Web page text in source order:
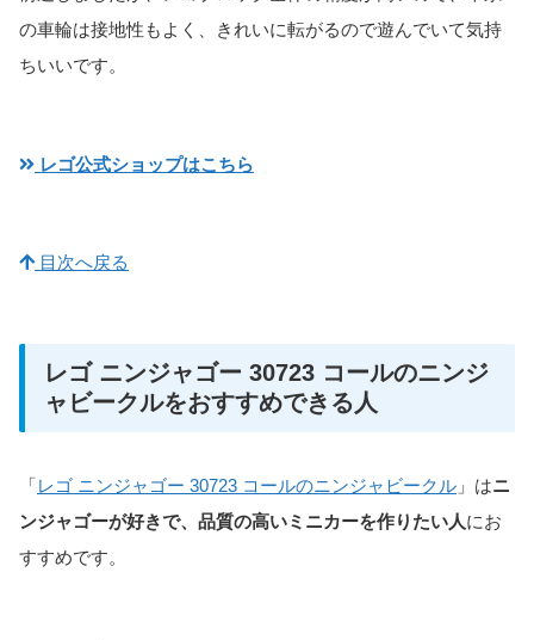
の車輪は接地性もよく、きれいに転がるので遊んでいて気持
ちいいです。
レゴ公式ショップはこちら
目次へ戻る
レゴ ニンジャゴー 30723 コールのニンジ
ャビークルをおすすめできる人
「レゴ ニンジャゴー 30723 コールのニンジャビークル 」はニ
ンジャゴーが好きで、品質の高いミニカーを作りたい人にお
すすめです。